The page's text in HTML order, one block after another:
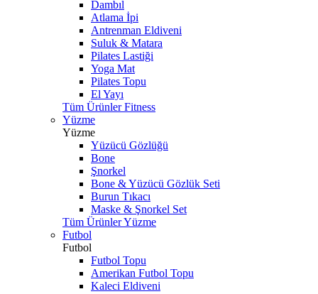
Dambıl
Atlama İpi
Antrenman Eldiveni
Suluk & Matara
Pilates Lastiği
Yoga Mat
Pilates Topu
El Yayı
Tüm Ürünler Fitness
Yüzme
Yüzme
Yüzücü Gözlüğü
Bone
Şnorkel
Bone & Yüzücü Gözlük Seti
Burun Tıkacı
Maske & Şnorkel Set
Tüm Ürünler Yüzme
Futbol
Futbol
Futbol Topu
Amerikan Futbol Topu
Kaleci Eldiveni